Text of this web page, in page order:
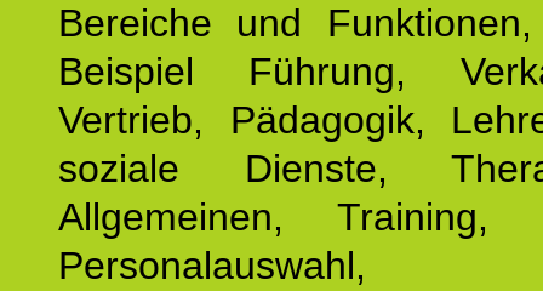
Bereiche und
Beispiel Führung,
Vertrieb, Pädagogik,
soziale Dienste,
Allgemeinen, Training,
Personalauswahl,